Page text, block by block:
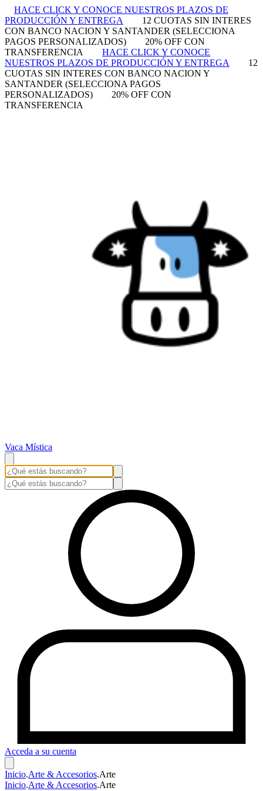
HACE CLICK Y CONOCE NUESTROS PLAZOS DE
PRODUCCIÓN Y ENTREGA
12 CUOTAS SIN INTERES
CON BANCO NACION Y SANTANDER (SELECCIONA
PAGOS PERSONALIZADOS)
20% OFF CON
TRANSFERENCIA
HACE CLICK Y CONOCE
NUESTROS PLAZOS DE PRODUCCIÓN Y ENTREGA
12
CUOTAS SIN INTERES CON BANCO NACION Y
SANTANDER (SELECCIONA PAGOS
PERSONALIZADOS)
20% OFF CON
TRANSFERENCIA
Vaca Mística
Acceda a su cuenta
Inicio.Arte & Accesorios.Arte
Inicio.Arte & Accesorios.Arte